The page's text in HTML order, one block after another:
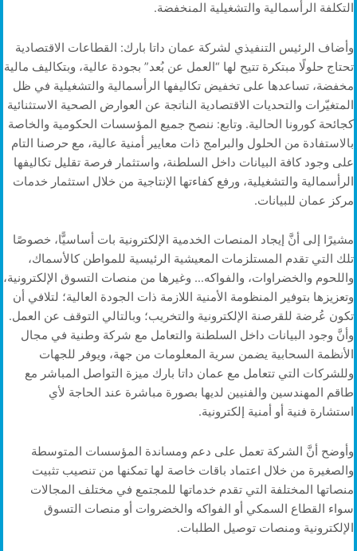
التكلفة الرأسمالية والتشغيلية المنخفضة.
وأضاف الرئيس التنفيذي لشركة عمان داتا بارك: القطاعات الاقتصادية
تحتاج حلولًا مبتكرة تتيح لها “العمل عن بُعد” بجودة عالية، وبتكاليف مالية
مخفضة، تساعدها على تخفيض تكاليفها الرأسمالية والتشغيلية في ظل
المتغيّرات والتحديات الاقتصادية الناتجة عن العوارض الصحية الاستثنائية
كجائحة كورونا الحالية. وتابع: ننصح جميع المؤسسات الحكومية والخاصة
بالاستفادة من الحلول والبرامج ذات معايير أمنية عالية، مع حرصنا التام
على وجود كافة البيانات داخل السلطنة، واستثمار فرصة تقليل تكاليفها
الرأسمالية والتشغيلية، ورفع كفاءتها الإنتاجية من خلال استثمار خدمات
مركز عمان للبيانات.
مشيرًا إلى أنَّ إيجاد المنصات الخدمية الإلكترونية بات أساسيًّا، خصوصًا
تلك التي تقدم المستلزمات المعيشية الرئيسية للمواطن كالأسماك،
واللحوم والخضراوات، والفواكه… وغيرها من منصات التسوق الإلكترونية،
وتعزيزها بتوفير المنظومة الأمنية اللازمة ذات الجودة العالية؛ لتلافي أن
تكون عُرضة للقرصنة الإلكترونية والتخريب؛ وبالتالي التوقف عن العمل.
وأنَّ وجود البيانات داخل السلطنة والتعامل مع شركة وطنية في مجال
الأنظمة السحابية يضمن سرية المعلومات من جهة، ويوفر للجهات
وللشركات التي تتعامل مع عمان داتا بارك ميزة التواصل المباشر مع
طاقم المهندسين والفنيين لديها بصورة مباشرة عند الحاجة لأي
استشارة فنية أو أمنية إلكترونية.
وأوضح أنَّ الشركة تعمل على دعم ومساندة المؤسسات المتوسطة
والصغيرة من خلال اعتماد باقات خاصة لها تمكنها من تنصيب تثبيت
منصاتها المختلفة التي تقدم خدماتها للمجتمع في مختلف المجالات
سواء القطاع السمكي أو الفواكه والخضروات أو منصات التسوق
الإلكترونية ومنصات توصيل الطلبات.